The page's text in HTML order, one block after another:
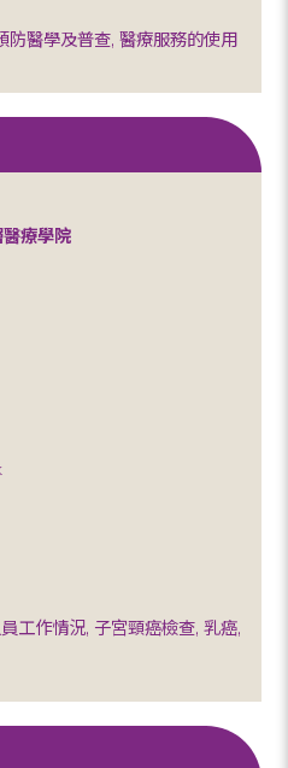
防醫學及普查, 醫療服務的使用
療學院
工作情況, 子宮頸癌檢查, 乳癌,